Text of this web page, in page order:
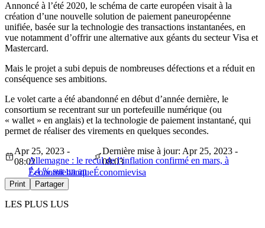
Annoncé à l’été 2020, le schéma de carte européen visait à la
création d’une nouvelle solution de paiement paneuropéenne
unifiée, basée sur la technologie des transactions instantanées, en
vue notamment d’offrir une alternative aux géants du secteur Visa et
Mastercard.
Mais le projet a subi depuis de nombreuses défections et a réduit en
conséquence ses ambitions.
Le volet carte a été abandonné en début d’année dernière, le
consortium se recentrant sur un portefeuille numérique (ou
« wallet » en anglais) et la technologie de paiement instantané, qui
permet de réaliser des virements en quelques secondes.
Allemagne : le recul de l’inflation confirmé en mars, à
7,4 % sur un an
Apr 25, 2023 -
08:02
Dernière mise à jour: Apr 25, 2023 -
08:03
ÉconomiebanqueÉconomievisa
Print Partager
LES PLUS LUS